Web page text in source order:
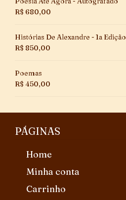
R$ 680,00
Histórias De Alexandre - 1a Edição
R$ 850,00
Poemas
R$ 450,00
PÁGINAS
Home
Minha conta
Carrinho